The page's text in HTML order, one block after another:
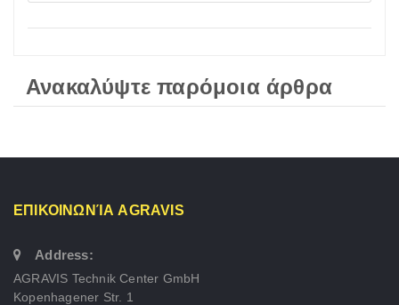
Ανακαλύψτε παρόμοια άρθρα
ΕΠΙΚΟΙΝΩΝΊΑ AGRAVIS
Address:
AGRAVIS Technik Center GmbH
Kopenhagener Str. 1